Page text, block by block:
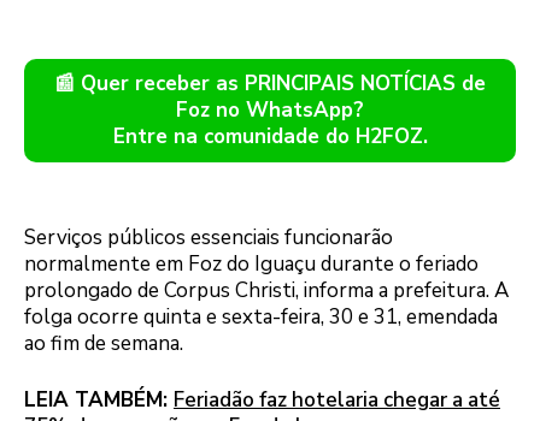
📰 Quer receber as PRINCIPAIS NOTÍCIAS de
Foz no WhatsApp?
Entre na comunidade do H2FOZ.
Serviços públicos essenciais funcionarão
normalmente em Foz do Iguaçu durante o feriado
prolongado de Corpus Christi, informa a prefeitura. A
folga ocorre quinta e sexta-feira, 30 e 31, emendada
ao fim de semana.
LEIA TAMBÉM: Feriadão faz hotelaria chegar a até